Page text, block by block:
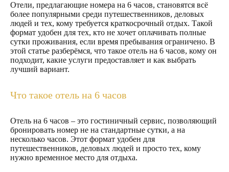
Отели, предлагающие номера на 6 часов, становятся всё
более популярными среди путешественников, деловых
людей и тех, кому требуется краткосрочный отдых. Такой
формат удобен для тех, кто не хочет оплачивать полные
сутки проживания, если время пребывания ограничено. В
этой статье разберёмся, что такое отель на 6 часов, кому он
подходит, какие услуги предоставляет и как выбрать
лучший вариант.
Что такое отель на 6 часов
Отель на 6 часов – это гостиничный сервис, позволяющий
бронировать номер не на стандартные сутки, а на
несколько часов. Этот формат удобен для
путешественников, деловых людей и просто тех, кому
нужно временное место для отдыха.